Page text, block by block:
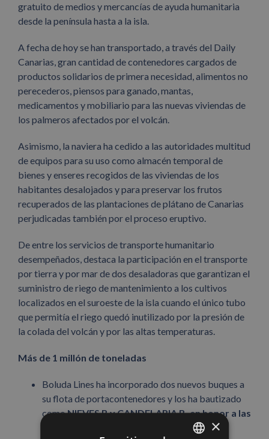
gratuito de medios y mercancías de ayuda humanitaria
desde la península hasta a la isla.
A fecha de hoy se han transportado, a través del Daily
Canarias, gran cantidad de contenedores cargados de
productos solidarios de primera necesidad, alimentos no
perecederos, piensos para ganado, mantas,
medicamentos y mobiliario para las nuevas viviendas de
los palmeros afectados por el volcán.
Asimismo, la naviera ha cedido a las autoridades multitud
de equipos para su uso como almacén temporal de
bienes y enseres recogidos de las viviendas de los
habitantes desalojados y para preservar los frutos
recuperados de las plantaciones de plátano de Canarias
perjudicadas también por el proceso eruptivo.
De entre los servicios de transporte humanitario
desempeñados, destaca la participación en el transporte
por tierra y por mar de dos desaladoras que garantizan el
suministro de riego de mantenimiento a los cultivos
localizados en el suroeste de la isla cuando el único tubo
que permitía el riego quedó inutilizado por la presión de
la colada del volcán y por las altas temperaturas.
Más de 1 millón de toneladas
Boluda Lines ha incorporado dos nuevos buques a
su flota de portacontenedores y los ha bautizado
comoNIEVES B y CANDELARIA B, en honor a las
×